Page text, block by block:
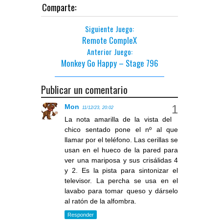
Comparte:
Siguiente Juego:
Remote CompleX
Anterior Juego:
Monkey Go Happy – Stage 796
Publicar un comentario
Mon 11/12/23, 20:02
La nota amarilla de la vista del
chico sentado pone el nº al que
llamar por el teléfono. Las cerillas se
usan en el hueco de la pared para
ver una mariposa y sus crisálidas 4
y 2. Es la pista para sintonizar el
televisor. La percha se usa en el
lavabo para tomar queso y dárselo
al ratón de la alfombra.
Responder